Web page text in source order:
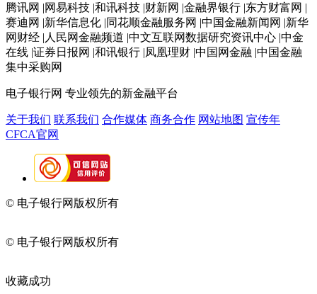
腾讯网 |网易科技 |和讯科技 |财新网 |金融界银行 |东方财富网 |
赛迪网 |新华信息化 |同花顺金融服务网 |中国金融新闻网 |新华
网财经 |人民网金融频道 |中文互联网数据研究资讯中心 |中金
在线 |证券日报网 |和讯银行 |凤凰理财 |中国网金融 |中国金融
集中采购网
电子银行网 专业领先的新金融平台
关于我们 联系我们 合作媒体 商务合作 网站地图 宣传年
CFCA官网
© 电子银行网版权所有
© 电子银行网版权所有
收藏成功